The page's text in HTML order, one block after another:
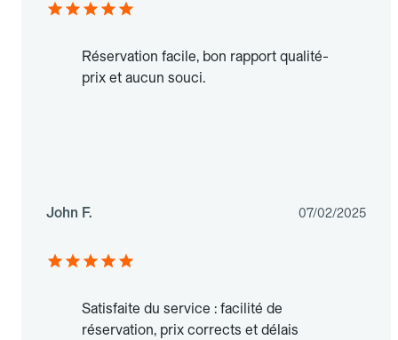
Réservation facile, bon rapport qualité-
prix et aucun souci.
John F. 07/02/2025
Satisfaite du service : facilité de
réservation, prix corrects et délais